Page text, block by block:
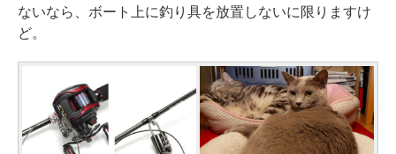
ないなら、ボート上に釣り具を放置しないに限りますけ
ど。